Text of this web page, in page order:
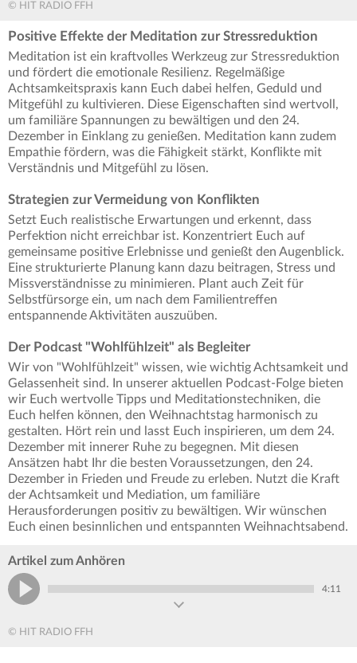
© HIT RADIO FFH
Positive Effekte der Meditation zur Stressreduktion
Meditation ist ein kraftvolles Werkzeug zur Stressreduktion
und fördert die emotionale Resilienz. Regelmäßige
Achtsamkeitspraxis kann Euch dabei helfen, Geduld und
Mitgefühl zu kultivieren. Diese Eigenschaften sind wertvoll,
um familiäre Spannungen zu bewältigen und den 24.
Dezember in Einklang zu genießen. Meditation kann zudem
Empathie fördern, was die Fähigkeit stärkt, Konflikte mit
Verständnis und Mitgefühl zu lösen.
Strategien zur Vermeidung von Konflikten
Setzt Euch realistische Erwartungen und erkennt, dass
Perfektion nicht erreichbar ist. Konzentriert Euch auf
gemeinsame positive Erlebnisse und genießt den Augenblick.
Eine strukturierte Planung kann dazu beitragen, Stress und
Missverständnisse zu minimieren. Plant auch Zeit für
Selbstfürsorge ein, um nach dem Familientreffen
entspannende Aktivitäten auszuüben.
Der Podcast "Wohlfühlzeit" als Begleiter
Wir von "Wohlfühlzeit" wissen, wie wichtig Achtsamkeit und
Gelassenheit sind. In unserer aktuellen Podcast-Folge bieten
wir Euch wertvolle Tipps und Meditationstechniken, die
Euch helfen können, den Weihnachtstag harmonisch zu
gestalten. Hört rein und lasst Euch inspirieren, um dem 24.
Dezember mit innerer Ruhe zu begegnen. Mit diesen
Ansätzen habt Ihr die besten Voraussetzungen, den 24.
Dezember in Frieden und Freude zu erleben. Nutzt die Kraft
der Achtsamkeit und Mediation, um familiäre
Herausforderungen positiv zu bewältigen. Wir wünschen
Euch einen besinnlichen und entspannten Weihnachtsabend.
Artikel zum Anhören
4:11
© HIT RADIO FFH